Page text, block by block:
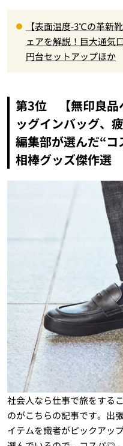
【表面温度-3℃の革新
ェアを解説！巨大通気
円台セットアップほか
第3位 【無印良品
ッグインバッグ、
編集部が選んだ“コ
相棒グッズ傑作選
社会人なら仕事で旅をする
のがこちらの記事です。出
イテムを識者がピックアッ